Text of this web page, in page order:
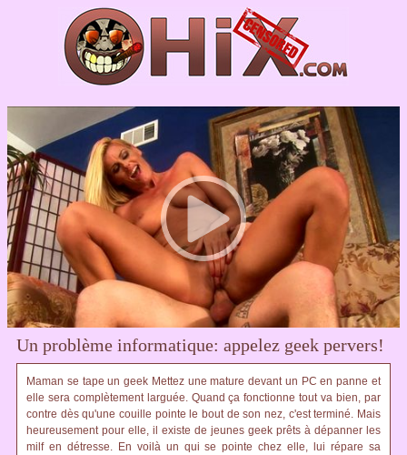
Un problème informatique: appelez geek pervers!
Maman se tape un geek Mettez une mature devant un PC en panne et
elle sera complètement larguée. Quand ça fonctionne tout va bien, par
contre dès qu'une couille pointe le bout de son nez, c'est terminé. Mais
heureusement pour elle, il existe de jeunes geek prêts à dépanner les
milf en détresse. En voilà un qui se pointe chez elle, lui répare sa